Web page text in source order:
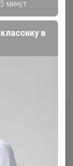
9.5K
минут
в